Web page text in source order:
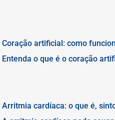
Coração artificial: como
Entenda o que é o coração
Arritmia cardíaca: o que é,